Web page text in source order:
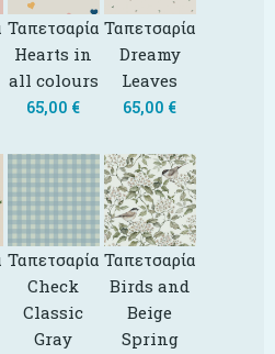
Ταπετσαρία
Hearts in
all colours
65,00 €
Ταπετσαρία
Dreamy
Leaves
65,00 €
Ταπετσαρία
Check
Classic
Gray
Ταπετσαρία
Birds and
Beige
Spring